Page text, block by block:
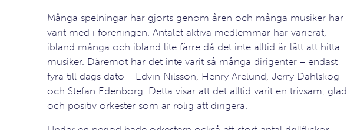
Många spelningar har gjorts genom åren och många musiker har
varit med i föreningen. Antalet aktiva medlemmar har varierat,
ibland många och ibland lite färre då det inte alltid är lätt att hitta
musiker. Däremot har det inte varit så många dirigenter – endast
fyra till dags dato – Edvin Nilsson, Henry Arelund, Jerry Dahlskog
och Stefan Edenborg. Detta visar att det alltid varit en trivsam, glad
och positiv orkester som är rolig att dirigera.